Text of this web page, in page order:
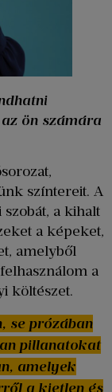
ön számára
színtereit. A
a kihalt
a képeket,
amelyből
a
költészet.
se prózában
pillanatokat
amelyek
a kietlen és